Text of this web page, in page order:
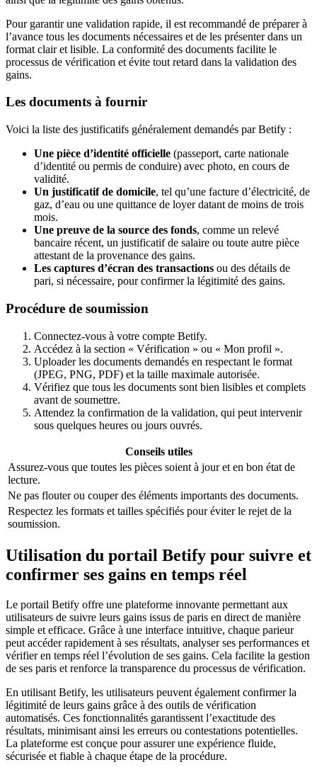
Pour garantir une validation rapide, il est recommandé de préparer à
l’avance tous les documents nécessaires et de les présenter dans un
format clair et lisible. La conformité des documents facilite le
processus de vérification et évite tout retard dans la validation des
gains.
Les documents à fournir
Voici la liste des justificatifs généralement demandés par Betify :
Une pièce d’identité officielle (passeport, carte nationale
d’identité ou permis de conduire) avec photo, en cours de
validité.
Un justificatif de domicile, tel qu’une facture d’électricité, de
gaz, d’eau ou une quittance de loyer datant de moins de trois
mois.
Une preuve de la source des fonds, comme un relevé
bancaire récent, un justificatif de salaire ou toute autre pièce
attestant de la provenance des gains.
Les captures d’écran des transactions ou des détails de
pari, si nécessaire, pour confirmer la légitimité des gains.
Procédure de soumission
Connectez-vous à votre compte Betify.
Accédez à la section « Vérification » ou « Mon profil ».
Uploader les documents demandés en respectant le format
(JPEG, PNG, PDF) et la taille maximale autorisée.
Vérifiez que tous les documents sont bien lisibles et complets
avant de soumettre.
Attendez la confirmation de la validation, qui peut intervenir
sous quelques heures ou jours ouvrés.
Conseils utiles
Assurez-vous que toutes les pièces soient à jour et en bon état de
lecture.
Ne pas flouter ou couper des éléments importants des documents.
Respectez les formats et tailles spécifiés pour éviter le rejet de la
soumission.
Utilisation du portail Betify pour suivre et
confirmer ses gains en temps réel
Le portail Betify offre une plateforme innovante permettant aux
utilisateurs de suivre leurs gains issus de paris en direct de manière
simple et efficace. Grâce à une interface intuitive, chaque parieur
peut accéder rapidement à ses résultats, analyser ses performances et
vérifier en temps réel l’évolution de ses gains. Cela facilite la gestion
de ses paris et renforce la transparence du processus de vérification.
En utilisant Betify, les utilisateurs peuvent également confirmer la
légitimité de leurs gains grâce à des outils de vérification
automatisés. Ces fonctionnalités garantissent l’exactitude des
résultats, minimisant ainsi les erreurs ou contestations potentielles.
La plateforme est conçue pour assurer une expérience fluide,
sécurisée et fiable à chaque étape de la procédure.